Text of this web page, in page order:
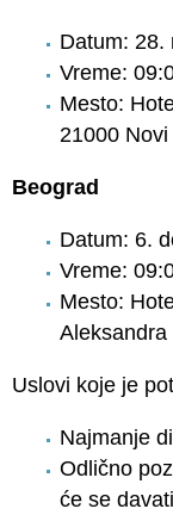
Datum: 28.
Vreme:
Mesto:
21000 Novi
Beograd
Datum: 6.
Vreme:
Mesto:
Aleksandra
Uslovi koje je
Najmanje
Odlično
će se